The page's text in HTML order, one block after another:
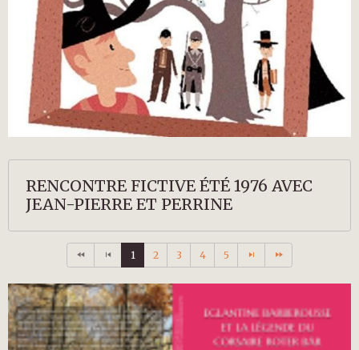
RENCONTRE FICTIVE ÉTÉ 1976 AVEC
JEAN-PIERRE ET PERRINE
1 2 3 4 5